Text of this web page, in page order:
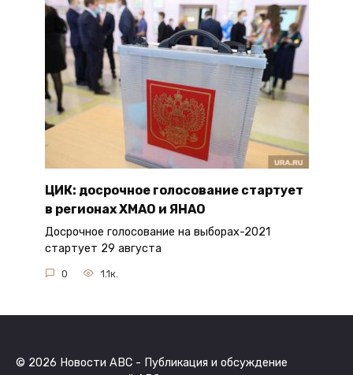
ЦИК: досрочное голосование стартует
в регионах ХМАО и ЯНАО
Досрочное голосование на выборах-2021
стартует 29 августа
0 1.1к.
© 2026 Новости ABC - Публикация и обсуждение